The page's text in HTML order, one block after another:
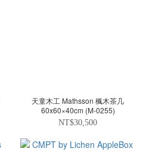
天童木工 Mathsson 楓木茶几
60x60×40cm (M-0255)
NT$30,500